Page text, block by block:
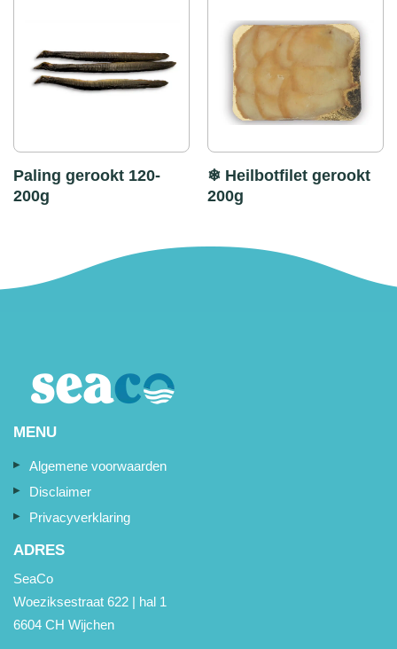
Paling gerookt 120-
200g
❄ Heilbotfilet gerookt
200g
MENU
Algemene voorwaarden
Disclaimer
Privacyverklaring
ADRES
SeaCo
Woeziksestraat 622 | hal 1
6604 CH Wijchen